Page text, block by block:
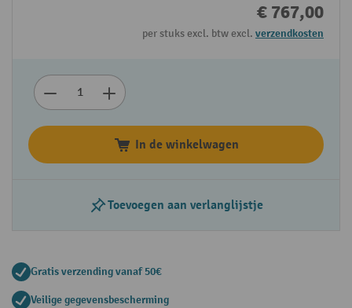
€ 767,00
per stuks excl. btw excl. verzendkosten
In de winkelwagen
Toevoegen aan verlanglijstje
Gratis verzending vanaf 50€
Veilige gegevensbescherming